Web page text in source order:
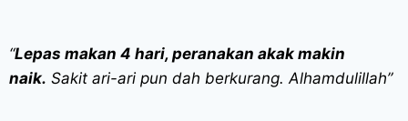
“Lepas makan 4 hari, peranakan akak makin
naik. Sakit ari-ari pun dah berkurang. Alhamdulillah”